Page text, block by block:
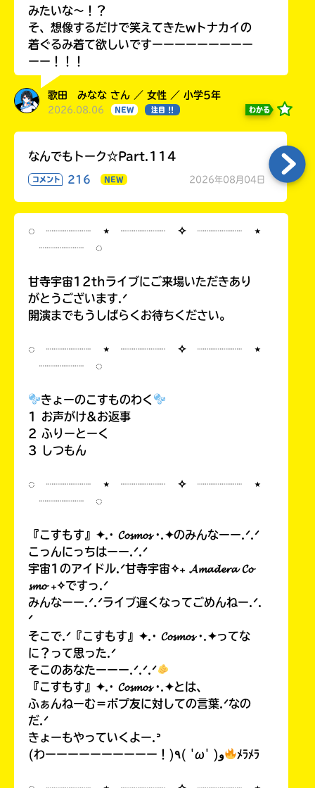
みたいな〜！？
そ、想像するだけで笑えてきたwトナカイの
着ぐるみ着て欲しいですーーーーーーーーー
ーー！！！
歌田 みなな さん ／ 女性 ／ 小学5年
2026.08.06 NEW 注目 !! わかる
なんでもトーク☆Part.114
コメント 216 NEW 2026年08月04日
◌ ┈┈┈┈ ⋆ ┈┈┈┈ ✧ ┈┈┈┈ ⋆
┈┈┈┈ ◌
甘寺宇宙12thライブにご来場いただきあり
がとうございます.ᐟ
開演までもうしばらくお待ちください。
◌ ┈┈┈┈ ⋆ ┈┈┈┈ ✧ ┈┈┈┈ ⋆
┈┈┈┈ ◌
きょーのこすものわく
1 お声がけ&お返事
2 ふりーとーく
3 しつもん
◌ ┈┈┈┈ ⋆ ┈┈┈┈ ✧ ┈┈┈┈ ⋆
┈┈┈┈ ◌
『こすもす』✦.· 𝓒𝓸𝓼𝓶𝓸𝓼 ·.✦のみんなーー.ᐟ.ᐟ
こっんにっちはーー.ᐟ.ᐟ
宇宙1のアイドル.ᐟ甘寺宇宙✧₊ 𝓐𝓶𝓪𝓭𝓮𝓻𝓪 𝓒𝓸
𝓼𝓶𝓸 ₊✧ですっ.ᐟ
みんなーー.ᐟ.ᐟライブ遅くなってごめんねー.ᐟ.
ᐟ
そこで.ᐟ『こすもす』✦.· 𝓒𝓸𝓼𝓶𝓸𝓼 ·.✦ってな
に？って思った.ᐟ
そこのあなたーーー.ᐟ.ᐟ.ᐟ
『こすもす』✦.· 𝓒𝓸𝓼𝓶𝓸𝓼 ·.✦とは、
ふぁんねーむ＝ポプ友に対しての言葉.ᐟなの
だ.ᐟ
きょーもやっていくよー.ᐣ
(わーーーーーーーーーー！)٩( 'ω' )و
ﾒﾗﾒﾗ